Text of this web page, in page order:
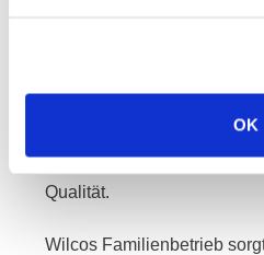
OK
Qualität.
Wilcos Familienbetrieb